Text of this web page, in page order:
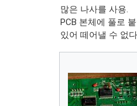
많은 나사를 사용.
PCB 본체에 풀로
있어 떼어낼 수 없다.